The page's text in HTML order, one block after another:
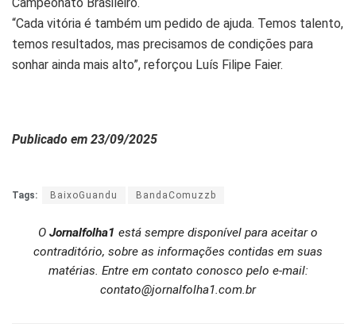
“Cada vitória é também um pedido de ajuda. Temos talento,
temos resultados, mas precisamos de condições para
sonhar ainda mais alto”, reforçou Luís Filipe Faier.
Publicado em 23/09/2025
Tags: BaixoGuandu BandaComuzzb
O Jornalfolha1 está sempre disponível para aceitar o
contraditório, sobre as informações contidas em suas
matérias. Entre em contato conosco pelo e-mail:
contato@jornalfolha1.com.br